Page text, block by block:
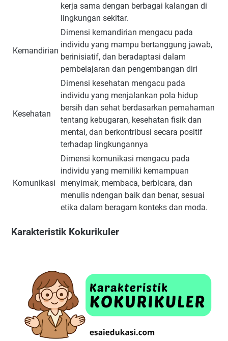
kerja sama dengan berbagai kalangan di
lingkungan sekitar.
Kemandirian
Dimensi kemandirian mengacu pada
individu yang mampu bertanggung jawab,
berinisiatif, dan beradaptasi dalam
pembelajaran dan pengembangan diri
Kesehatan
Dimensi kesehatan mengacu pada
individu yang menjalankan pola hidup
bersih dan sehat berdasarkan pemahaman
tentang kebugaran, kesehatan fisik dan
mental, dan berkontribusi secara positif
terhadap lingkungannya
Komunikasi
Dimensi komunikasi mengacu pada
individu yang memiliki kemampuan
menyimak, membaca, berbicara, dan
menulis ndengan baik dan benar, sesuai
etika dalam beragam konteks dan moda.
Karakteristik Kokurikuler